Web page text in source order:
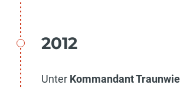
2012
Unter Kommandant